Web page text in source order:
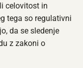
celovitost in
tega so regulativni
da se sledenje
z zakoni o